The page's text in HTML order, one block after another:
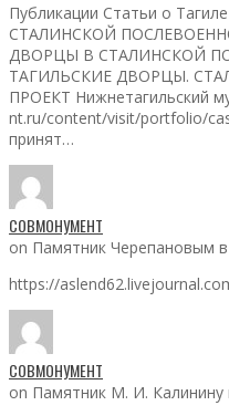
Публикации Статьи о
СТАЛИНСКОЙ
ДВОРЦЫ В СТАЛИНСКОЙ
ТАГИЛЬСКИЕ ДВОРЦЫ.
ПРОЕКТ Нижнетагильский
nt.ru/content/visit/portfolio/
принят…
СОВМОНУМЕНТ
on Памятник Черепановым
https://
СОВМОНУМЕНТ
on Памятник М. И.